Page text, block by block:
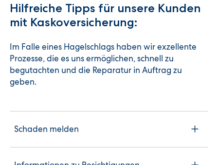
Hilfreiche Tipps für unsere Kunden
mit Kaskoversicherung:
Im Falle eines Hagelschlags haben wir exzellente
Prozesse, die es uns ermöglichen, schnell zu
begutachten und die Reparatur in Auftrag zu
geben.
Schaden melden